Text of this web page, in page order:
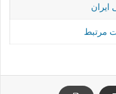
ایران
مرتبط